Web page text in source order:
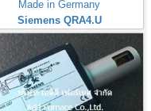
Made in Germany
Siemens QRA4.U